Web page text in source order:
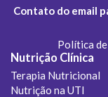
Contato do email
Política
Nutrição Clínica
Terapia Nutricional
Nutrição na UTI